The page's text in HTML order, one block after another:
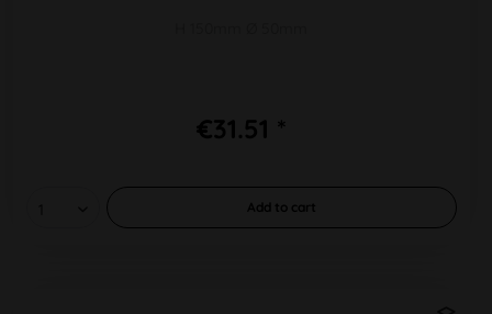
€31.51 *
Add to cart